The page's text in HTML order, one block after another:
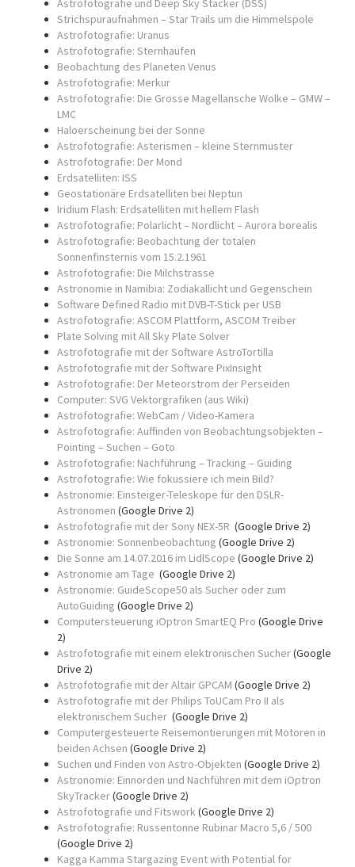
Astrofotografie und Deep Sky Stacker (DSS)
Strichspuraufnahmen – Star Trails um die Himmelspole
Astrofotografie: Uranus
Astrofotografie: Sternhaufen
Beobachtung des Planeten Venus
Astrofotografie: Merkur
Astrofotografie: Die Grosse Magellansche Wolke – GMW –
LMC
Haloerscheinung bei der Sonne
Astrofotografie: Asterismen – kleine Sternmuster
Astrofotografie: Der Mond
Erdsatelliten: ISS
Geostationäre Erdsatelliten bei Neptun
Iridium Flash: Erdsatelliten mit hellem Flash
Astrofotografie: Polarlicht – Nordlicht – Aurora borealis
Astrofotografie: Beobachtung der totalen
Sonnenfinsternis vom 15.2.1961
Astrofotografie: Die Milchstrasse
Astronomie in Namibia: Zodiakallicht und Gegenschein
Software Defined Radio mit DVB-T-Stick per USB
Astrofotografie: ASCOM Plattform, ASCOM Treiber
Plate Solving mit All Sky Plate Solver
Astrofotografie mit der Software AstroTortilla
Astrofotografie mit der Software PixInsight
Astrofotografie: Der Meteorstrom der Perseiden
Computer: SVG Vektorgrafiken (aus Wiki)
Astrofotografie: WebCam / Video-Kamera
Astrofotografie: Auffinden von Beobachtungsobjekten –
Pointing – Suchen – Goto
Astrofotografie: Nachführung – Tracking – Guiding
Astrofotografie: Wie fokussiere ich mein Bild?
Astronomie: Einsteiger-Teleskope für den DSLR-
Astronomen (Google Drive 2)
Astrofotografie mit der Sony NEX-5R (Google Drive 2)
Astronomie: Sonnenbeobachtung (Google Drive 2)
Die Sonne am 14.07.2016 im LidlScope (Google Drive 2)
Astronomie am Tage (Google Drive 2)
Astronomie: GuideScope50 als Sucher oder zum
AutoGuiding (Google Drive 2)
Computersteuerung iOptron SmartEQ Pro (Google Drive
2)
Astrofotografie mit einem elektronischen Sucher(Google
Drive 2)
Astrofotografie mit der Altair GPCAM (Google Drive 2)
Astrofotografie mit der Philips ToUCam Pro II als
elektronischem Sucher (Google Drive 2)
Computergesteuerte Reisemontierungen mit Motoren in
beiden Achsen (Google Drive 2)
Suchen und Finden von Astro-Objekten (Google Drive 2)
Astronomie: Einnorden und Nachführen mit dem iOptron
SkyTracker(Google Drive 2)
Astrofotografie und Fitswork(Google Drive 2)
Astrofotografie: Russentonne Rubinar Macro 5,6 / 500
(Google Drive 2)
Kagga Kamma Stargazing Event with Potential for